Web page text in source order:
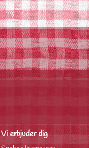
Vi erbjuder dig